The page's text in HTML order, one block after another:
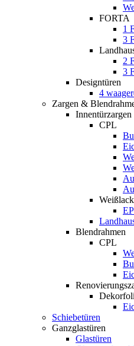
FORTA
1
3
2
3
Designtüren
4
Zargen &
Innentürzargen
CPL
Weißlack
Blendrahmen
CPL
Schiebetüren
Ganzglastüren
Glastüren